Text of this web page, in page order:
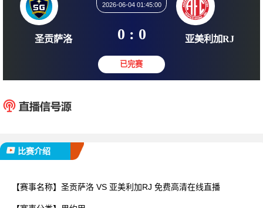
2026-06-04 01:45:00
0 : 0
比赛介绍
【赛事名称】 圣贡萨洛 VS 亚美利加RJ 免费高清在线直播